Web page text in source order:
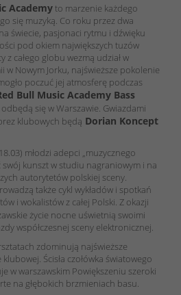
Academyto marzenie każdego
się muzyką. Co roku przez dwa
świecie, pasjonaci rytmu i dźwięku
pod okiem największych tuzów
z całego globu wezmą udział w
w Nowym Jorku, najświeższe pokolenie
poczuć jej atmosferę podczas
Bull Music Academy Bass
się w Warszawie. Gwiazdami
klubowych będą Dorian Koncept
młodzi adepci „muzycznego
swój kunszt w studiu nagraniowym i na
autorytetów polskiej sceny.
także cykl wykładów i spotkań
i wokalistów z całej Polski. Z okazji
życie nocne uświetnią swoimi
współczesnej sceny elektronicznej.
zdominują najświeższe
Ścisła czołówka światowego
w warszawskim Powiększeniu szeroki
na głębokich brzmieniach basu.